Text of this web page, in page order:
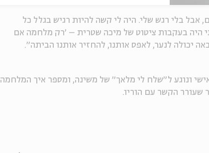
אבל בלי רגש שלי. היה לי קשה להיות רגיש בגלל כל
היה בעקבות ציטוט של מיכה שטרית – ׳רק מלחמה אם
יכולה לנער, לאפס אותנו, להחזיר אותנו הביתה״.
ונוגע ל״שלח לי מלאך״ של משינה, ומספר איך המלחמה
שעורר הקשר עם הוריו.